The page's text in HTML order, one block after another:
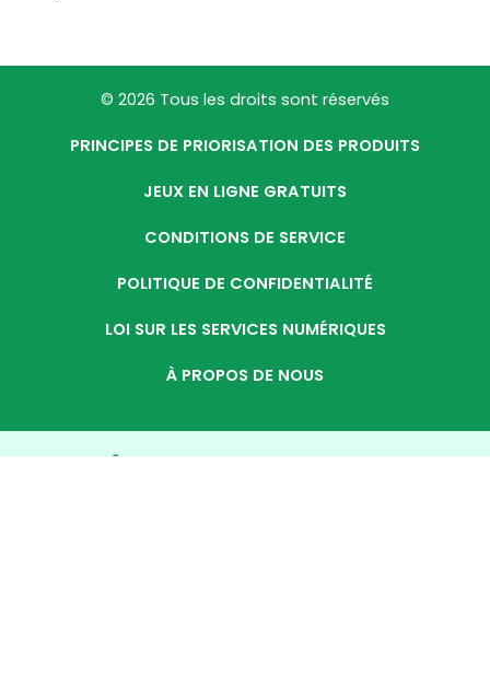
© 2026 Tous les droits sont réservés
PRINCIPES DE PRIORISATION DES PRODUITS
JEUX EN LIGNE GRATUITS
CONDITIONS DE SERVICE
POLITIQUE DE CONFIDENTIALITÉ
LOI SUR LES SERVICES NUMÉRIQUES
À PROPOS DE NOUS